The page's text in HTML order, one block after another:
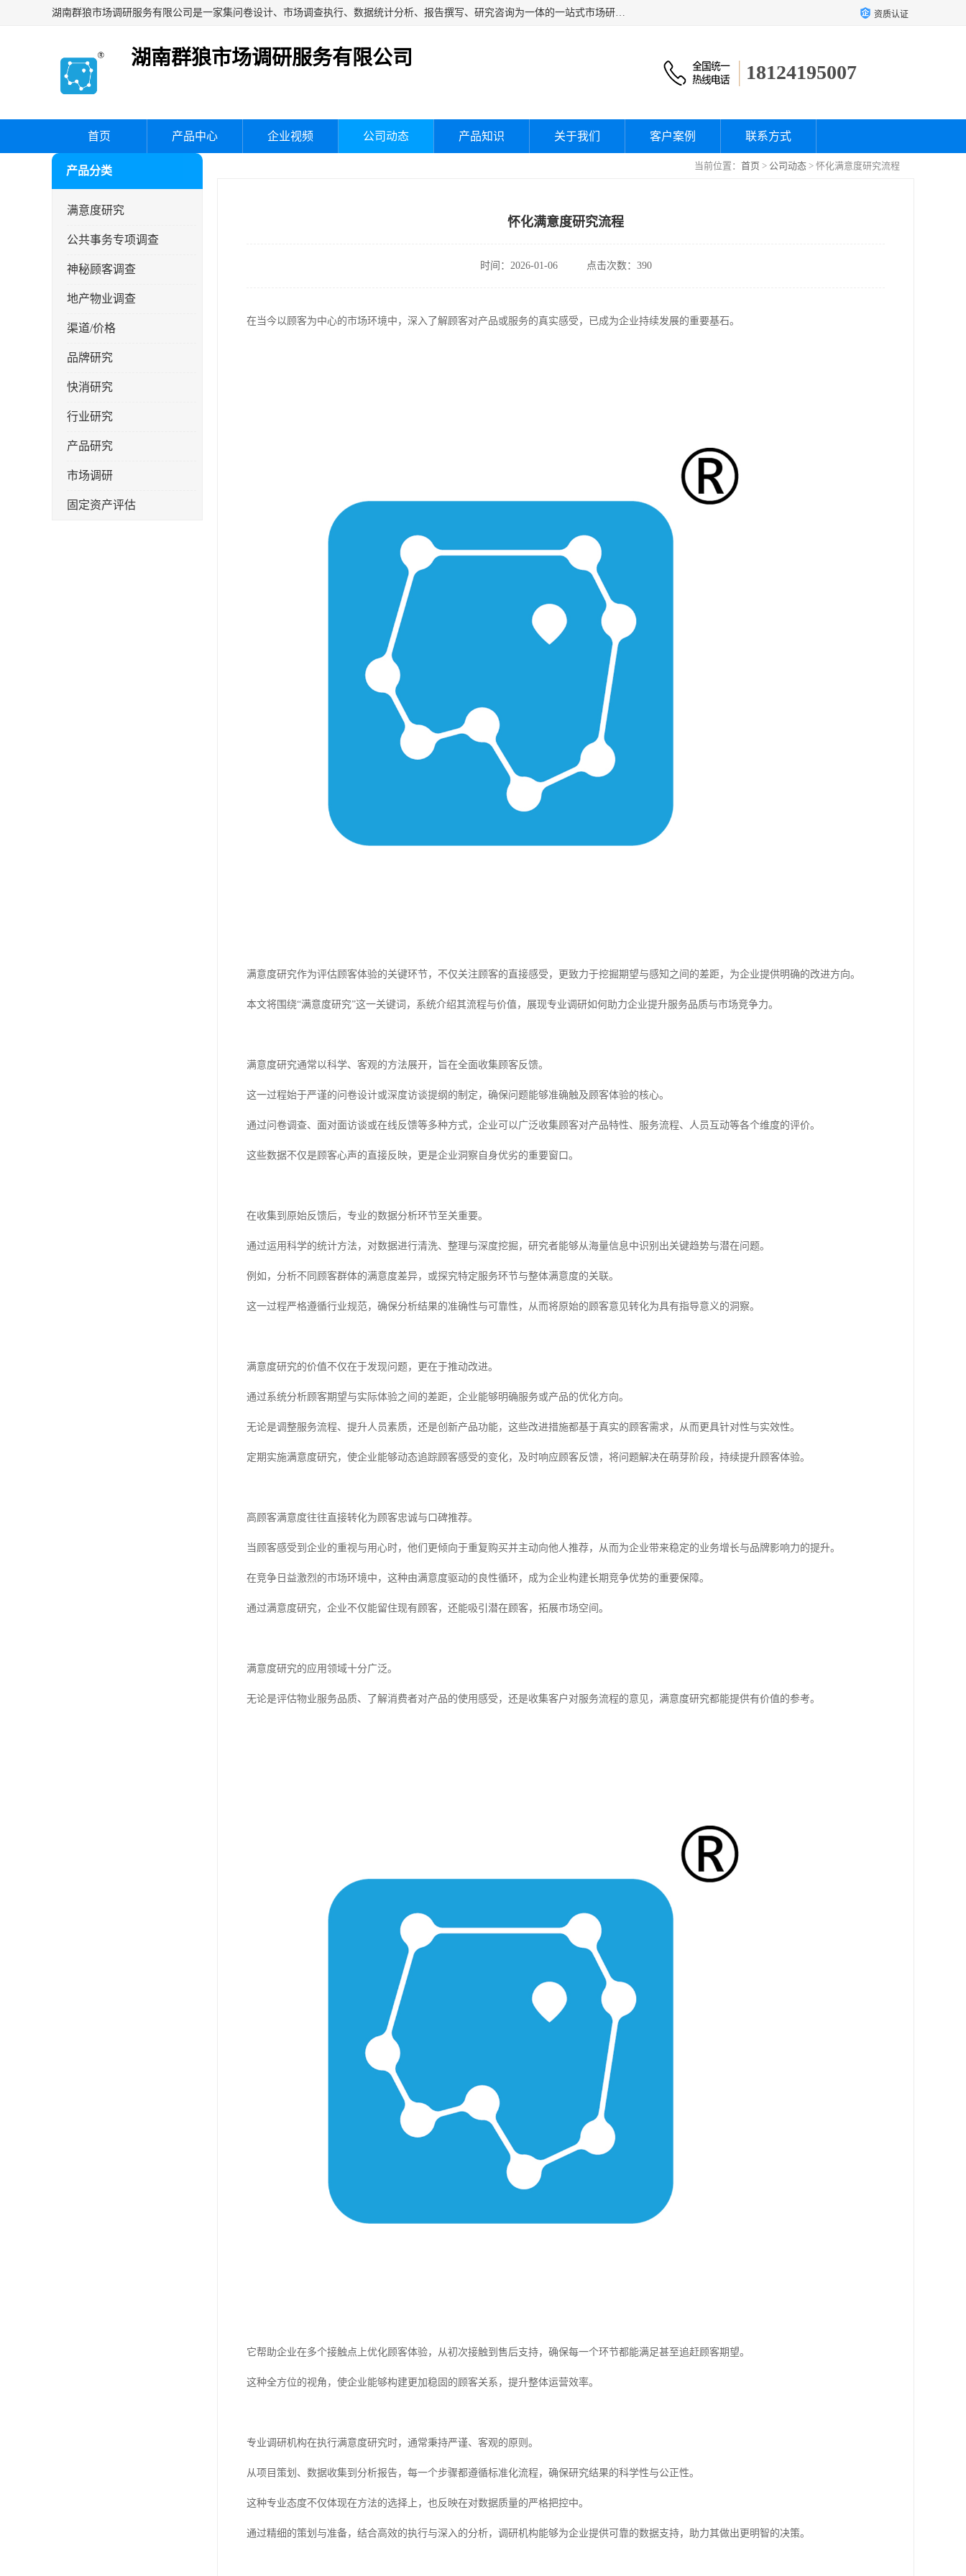
湖南群狼市场调研服务有限公司是一家集问卷设计、市场调查执行、数据统计分析、报告撰写、研究咨询为一体的一站式市场研究服务机构，主要服务：市场调研、三方评估、满意度研究、快消研究、地产物业调查、品牌研究、神秘顾客调查、行业研究、产品研究、公共事务专项调查等。 资质认证
湖南群狼市场调研服务有限公司
18124195007
首页 产品中心 企业视频 公司动态 产品知识 关于我们 客户案例 联系方式
当前位置： 首页 > 公司动态 > 怀化满意度研究流程
产品分类
满意度研究
公共事务专项调查
神秘顾客调查
地产物业调查
渠道/价格
品牌研究
快消研究
行业研究
产品研究
市场调研
固定资产评估
怀化满意度研究流程
时间：2026-01-06 点击次数：390
在当今以顾客为中心的市场环境中，深入了解顾客对产品或服务的真实感受，已成为企业持续发展的重要基石。
满意度研究作为评估顾客体验的关键环节，不仅关注顾客的直接感受，更致力于挖掘期望与感知之间的差距，为企业提供明确的改进方向。
本文将围绕“满意度研究”这一关键词，系统介绍其流程与价值，展现专业调研如何助力企业提升服务品质与市场竞争力。
满意度研究通常以科学、客观的方法展开，旨在全面收集顾客反馈。
这一过程始于严谨的问卷设计或深度访谈提纲的制定，确保问题能够准确触及顾客体验的核心。
通过问卷调查、面对面访谈或在线反馈等多种方式，企业可以广泛收集顾客对产品特性、服务流程、人员互动等各个维度的评价。
这些数据不仅是顾客心声的直接反映，更是企业洞察自身优劣的重要窗口。
在收集到原始反馈后，专业的数据分析环节至关重要。
通过运用科学的统计方法，对数据进行清洗、整理与深度挖掘，研究者能够从海量信息中识别出关键趋势与潜在问题。
例如，分析不同顾客群体的满意度差异，或探究特定服务环节与整体满意度的关联。
这一过程严格遵循行业规范，确保分析结果的准确性与可靠性，从而将原始的顾客意见转化为具有指导意义的洞察。
满意度研究的价值不仅在于发现问题，更在于推动改进。
通过系统分析顾客期望与实际体验之间的差距，企业能够明确服务或产品的优化方向。
无论是调整服务流程、提升人员素质，还是创新产品功能，这些改进措施都基于真实的顾客需求，从而更具针对性与实效性。
定期实施满意度研究，使企业能够动态追踪顾客感受的变化，及时响应顾客反馈，将问题解决在萌芽阶段，持续提升顾客体验。
高顾客满意度往往直接转化为顾客忠诚与口碑推荐。
当顾客感受到企业的重视与用心时，他们更倾向于重复购买并主动向他人推荐，从而为企业带来稳定的业务增长与品牌影响力的提升。
在竞争日益激烈的市场环境中，这种由满意度驱动的良性循环，成为企业构建长期竞争优势的重要保障。
通过满意度研究，企业不仅能留住现有顾客，还能吸引潜在顾客，拓展市场空间。
满意度研究的应用领域十分广泛。
无论是评估物业服务品质、了解消费者对产品的使用感受，还是收集客户对服务流程的意见，满意度研究都能提供有价值的参考。
它帮助企业在多个接触点上优化顾客体验，从初次接触到售后支持，确保每一个环节都能满足甚至追赶顾客期望。
这种全方位的视角，使企业能够构建更加稳固的顾客关系，提升整体运营效率。
专业调研机构在执行满意度研究时，通常秉持严谨、客观的原则。
从项目策划、数据收集到分析报告，每一个步骤都遵循标准化流程，确保研究结果的科学性与公正性。
这种专业态度不仅体现在方法的选择上，也反映在对数据质量的严格把控中。
通过精细的策划与准备，结合高效的执行与深入的分析，调研机构能够为企业提供可靠的数据支持，助力其做出更明智的决策。